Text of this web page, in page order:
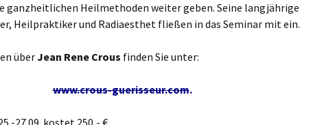
ganzheitlichen Heilmethoden weiter geben. Seine langjährige
Heilpraktiker und Radiaesthet fließen in das Seminar mit ein.
überJean Rene Crous finden Sie unter:
www.crous-guerisseur.com.
27.09. kostet 250,- €